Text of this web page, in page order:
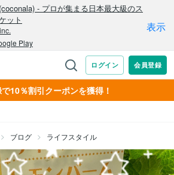
10％割引クーポンを獲得！
ブログ ライフスタイル